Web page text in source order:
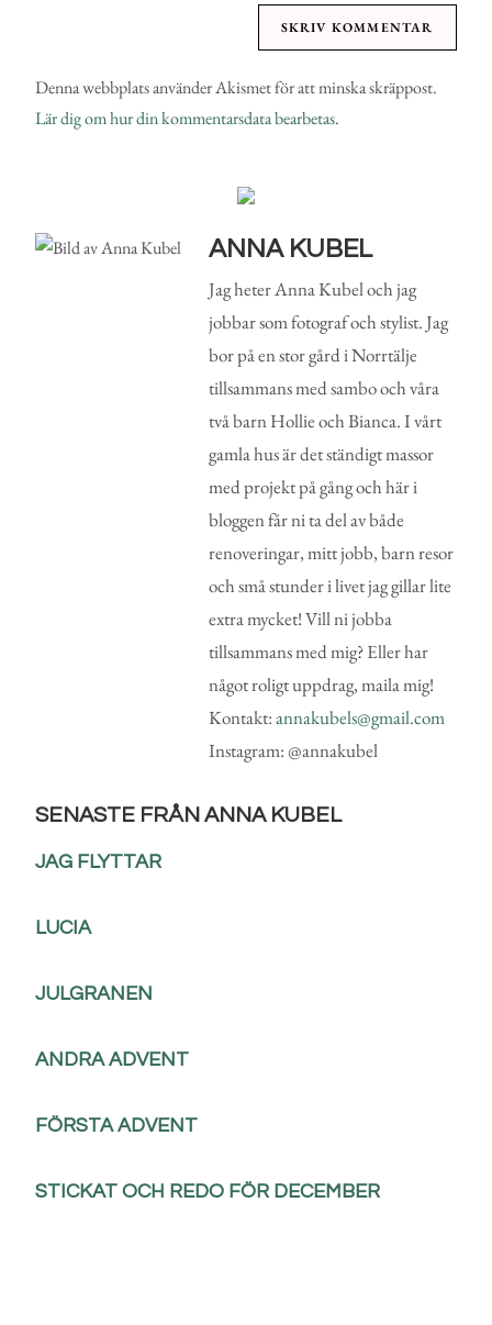
Denna webbplats använder Akismet för att minska skräppost.
Lär dig om hur din kommentarsdata bearbetas.
ANNA KUBEL
Jag heter Anna Kubel och jag
jobbar som fotograf och stylist. Jag
bor på en stor gård i Norrtälje
tillsammans med sambo och våra
två barn Hollie och Bianca. I vårt
gamla hus är det ständigt massor
med projekt på gång och här i
bloggen får ni ta del av både
renoveringar, mitt jobb, barn resor
och små stunder i livet jag gillar lite
extra mycket! Vill ni jobba
tillsammans med mig? Eller har
något roligt uppdrag, maila mig!
Kontakt:annakubels@gmail.com
Instagram: @annakubel
SENASTE FRÅN ANNA KUBEL
JAG FLYTTAR
LUCIA
JULGRANEN
ANDRA ADVENT
FÖRSTA ADVENT
STICKAT OCH REDO FÖR DECEMBER